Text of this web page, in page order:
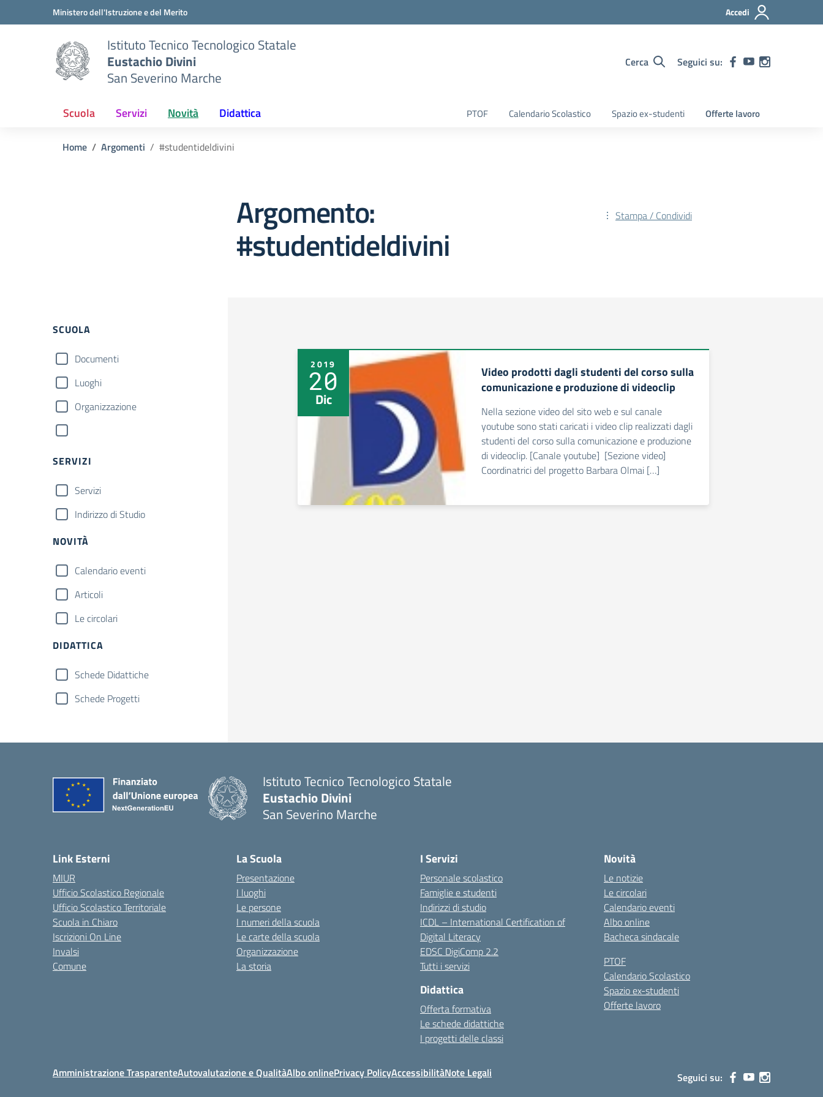
Vai ai contenuti
Vai al menu di navigazioneMinistero dell'Istruzione e del Merito Accedi
Istituto Tecnico Tecnologico Statale
Eustachio Divini
San Severino Marche
Cerca Seguici su:
Scuola Servizi Novità Didattica PTOF Calendario Scolastico Spazio ex-studenti Offerte lavoro
Home Argomenti #studentideldivini
Argomento:
#studentideldivini
Stampa / Condividi
SCUOLA
Documenti
Luoghi
Organizzazione
SERVIZI
Servizi
Indirizzo di Studio
NOVITÀ
Calendario eventi
Articoli
Le circolari
DIDATTICA
Schede Didattiche
Schede Progetti
2019
20
Dic
Video prodotti dagli studenti del corso sulla
comunicazione e produzione di videoclip
Nella sezione video del sito web e sul canale
youtube sono stati caricati i video clip realizzati dagli
studenti del corso sulla comunicazione e produzione
di videoclip. [Canale youtube] [Sezione video]
Coordinatrici del progetto Barbara Olmai […]
Istituto Tecnico Tecnologico Statale
Eustachio Divini
San Severino Marche
Link Esterni
MIUR
Ufficio Scolastico Regionale
Ufficio Scolastico Territoriale
Scuola in Chiaro
Iscrizioni On Line
Invalsi
Comune
La Scuola
Presentazione
I luoghi
Le persone
I numeri della scuola
Le carte della scuola
Organizzazione
La storia
I Servizi
Personale scolastico
Famiglie e studenti
Indirizzi di studio
ICDL – International Certification of
Digital Literacy
EDSC DigiComp 2.2
Tutti i servizi
Didattica
Offerta formativa
Le schede didattiche
I progetti delle classi
Novità
Le notizie
Le circolari
Calendario eventi
Albo online
Bacheca sindacale
PTOF
Calendario Scolastico
Spazio ex-studenti
Offerte lavoro
Amministrazione TrasparenteAutovalutazione e QualitàAlbo onlinePrivacy PolicyAccessibilitàNote Legali Seguici su: